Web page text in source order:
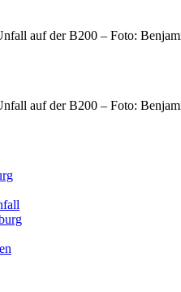
auf der B200 – Foto:
auf der B200 – Foto: